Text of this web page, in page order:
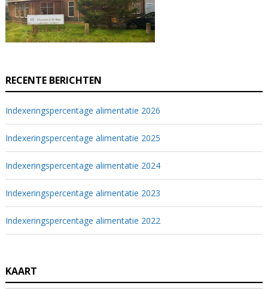
RECENTE BERICHTEN
Indexeringspercentage alimentatie 2026
Indexeringspercentage alimentatie 2025
Indexeringspercentage alimentatie 2024
Indexeringspercentage alimentatie 2023
Indexeringspercentage alimentatie 2022
KAART